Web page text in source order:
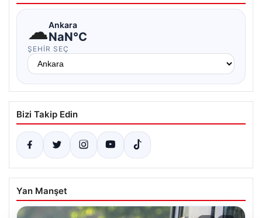
☁Ankara
NaN°C
ŞEHIR SEÇ
Bizi Takip Edin
Yan Manşet